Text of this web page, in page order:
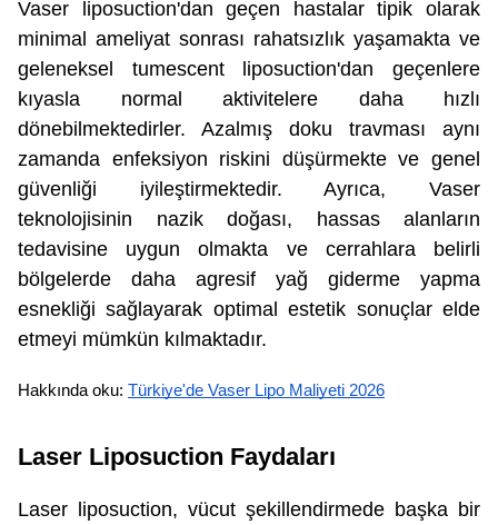
Vaser liposuction'dan geçen hastalar tipik olarak
minimal ameliyat sonrası rahatsızlık yaşamakta ve
geleneksel tumescent liposuction'dan geçenlere
kıyasla normal aktivitelere daha hızlı
dönebilmektedirler. Azalmış doku travması aynı
zamanda enfeksiyon riskini düşürmekte ve genel
güvenliği iyileştirmektedir. Ayrıca, Vaser
teknolojisinin nazik doğası, hassas alanların
tedavisine uygun olmakta ve cerrahlara belirli
bölgelerde daha agresif yağ giderme yapma
esnekliği sağlayarak optimal estetik sonuçlar elde
etmeyi mümkün kılmaktadır.
Hakkında oku: Türkiye'de Vaser Lipo Maliyeti 2026
Laser Liposuction Faydaları
Laser liposuction, vücut şekillendirmede başka bir